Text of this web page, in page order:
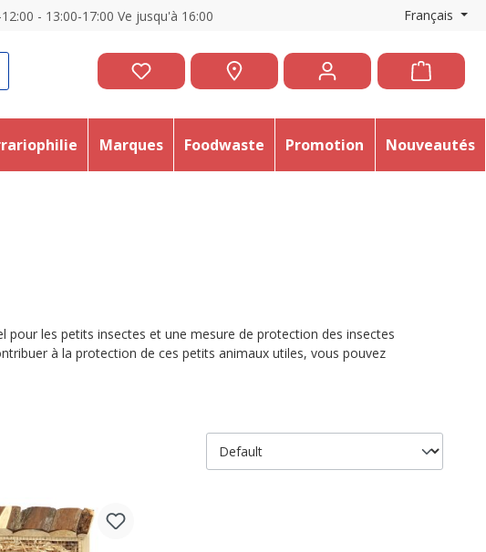
- 13:00-17:00 Ve jusqu'à 16:00 Français
Marques Foodwaste Promotion Nouveautés
les petits insectes et une mesure de protection des insectes
à la protection de ces petits animaux utiles, vous pouvez